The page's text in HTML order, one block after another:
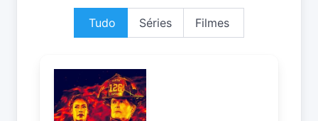
Tudo Séries Filmes